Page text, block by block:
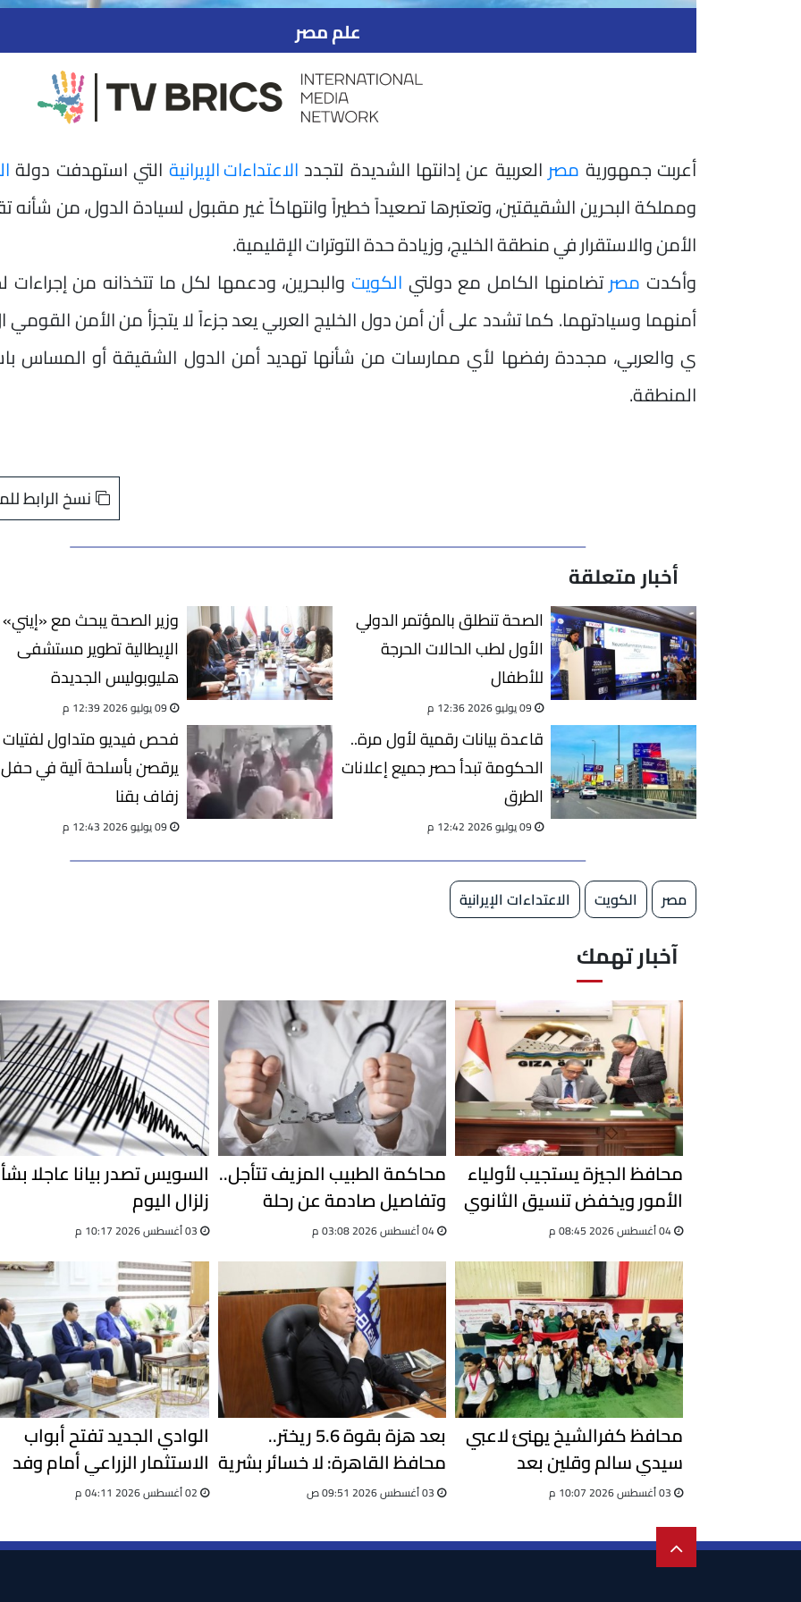
علم مصر
أعربت جمهورية مصر العربية عن إدانتها الشديدة لتجددالاعتداءات الإيرانية التي استهدفت دولة
ومملكة البحرين الشقيقتين، وتعتبرها تصعيداً خطيراً وانتهاكاً غير مقبول لسيادة الدول، من
الأمن والاستقرار في منطقة الخليج، وزيادة حدة التوترات الإقليمية.
وأكدت مصرتضامنها الكامل مع دولتي الكويتوالبحرين، ودعمها لكل ما تتخذانه من إجراءات
أمنهما وسيادتهما. كما تشدد على أن أمن دول الخليج العربي يعد جزءاً لا يتجزأ من الأمن القومي
ي والعربي، مجددة رفضها لأي ممارسات من شأنها تهديد أمن الدول الشقيقة أو المساس
المنطقة.
نسخ الرابط
أخبار متعلقة
الصحة تنطلق بالمؤتمر الدولي
الأول لطب الحالات الحرجة
للأطفال
وزير الصحة يبحث مع «إيني»
الإيطالية تطوير مستشفى
هليوبوليس الجديدة
09 يوليو 2026 12:39 م
قاعدة بيانات رقمية لأول مرة..
الحكومة تبدأ حصر جميع إعلانات
الطرق
فحص فيديو متداول لفتيات
يرقصن بأسلحة آلية في حفل
زفاف بقنا
09 يوليو 2026 12:43 م
مصر الكويت الاعتداءات الإيرانية
آخبار تهمك
محافظ الجيزة يستجيب لأولياء
الأمور ويخفض تنسيق الثانوي
العام
محاكمة الطبيب المزيف تتأجل..
وتفاصيل صادمة عن رحلة
التزوير
السويس تصدر بيانا عاجلا
زلزال اليوم
محافظ كفرالشيخ يهنئ لاعبي
سيدي سالم وقلين بعد
اختيارهم لاختبارات المنتخب
بعد هزة بقوة 5.6 ريختر..
محافظ القاهرة: لا خسائر بشرية
واستعداد كامل للطوارئ
الوادي الجديد تفتح أبواب
الاستثمار الزراعي أمام وفد
صيني